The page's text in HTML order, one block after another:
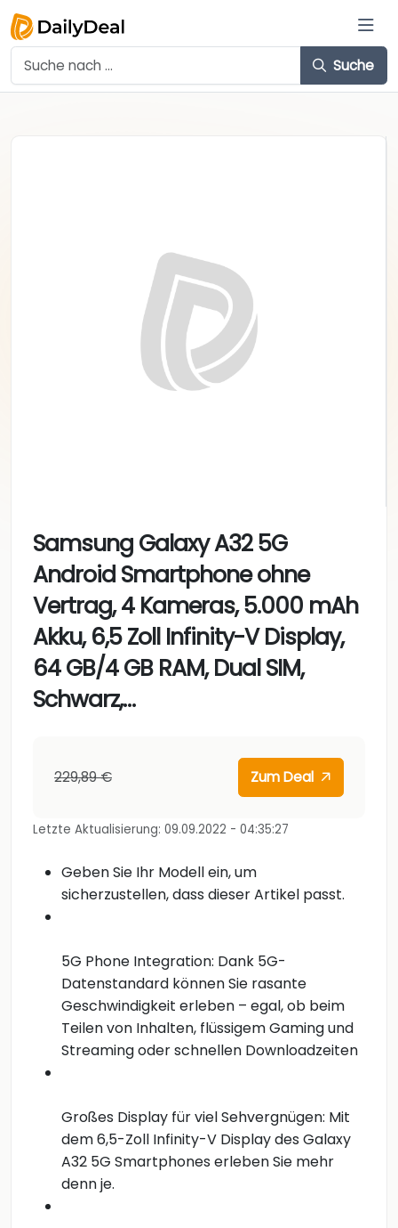
Suche
Samsung Galaxy A32 5G
Android Smartphone ohne
Vertrag, 4 Kameras, 5.000 mAh
Akku, 6,5 Zoll Infinity-V Display,
64 GB/4 GB RAM, Dual SIM,
Schwarz,…
229,89 € Zum Deal
Letzte Aktualisierung: 09.09.2022 - 04:35:27
Geben Sie Ihr Modell ein, um
sicherzustellen, dass dieser Artikel passt.
5G Phone Integration: Dank 5G-
Datenstandard können Sie rasante
Geschwindigkeit erleben – egal, ob beim
Teilen von Inhalten, flüssigem Gaming und
Streaming oder schnellen Downloadzeiten
Großes Display für viel Sehvergnügen: Mit
dem 6,5-Zoll Infinity-V Display des Galaxy
A32 5G Smartphones erleben Sie mehr
denn je.